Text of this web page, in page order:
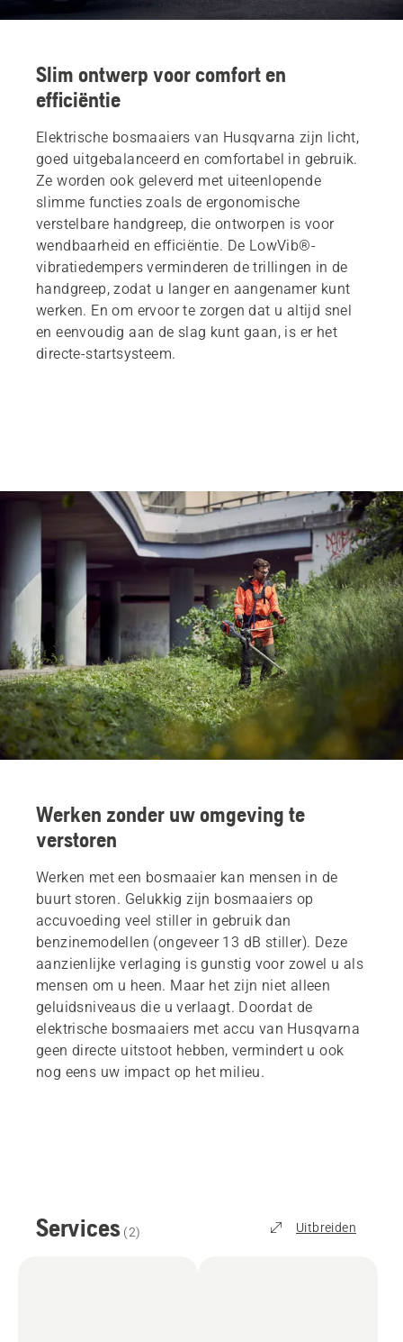
Slim ontwerp voor comfort en
efficiëntie
Elektrische bosmaaiers van Husqvarna zijn licht,
goed uitgebalanceerd en comfortabel in gebruik.
Ze worden ook geleverd met uiteenlopende
slimme functies zoals de ergonomische
verstelbare handgreep, die ontworpen is voor
wendbaarheid en efficiëntie. De LowVib®-
vibratiedempers verminderen de trillingen in de
handgreep, zodat u langer en aangenamer kunt
werken. En om ervoor te zorgen dat u altijd snel
en eenvoudig aan de slag kunt gaan, is er het
directe-startsysteem.
Werken zonder uw omgeving te
verstoren
Werken met een bosmaaier kan mensen in de
buurt storen. Gelukkig zijn bosmaaiers op
accuvoeding veel stiller in gebruik dan
benzinemodellen (ongeveer 13 dB stiller). Deze
aanzienlijke verlaging is gunstig voor zowel u als
mensen om u heen. Maar het zijn niet alleen
geluidsniveaus die u verlaagt. Doordat de
elektrische bosmaaiers met accu van Husqvarna
geen directe uitstoot hebben, vermindert u ook
nog eens uw impact op het milieu.
Services (2) Uitbreiden